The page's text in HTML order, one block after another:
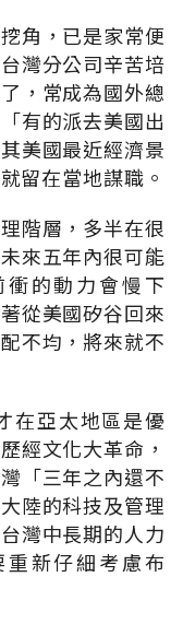
角，已是家常便
灣分公司辛苦培
，常成為國外總
有的派去美國出
美國最近經濟景
留在當地謀職。
階層，多半在很
來五年內很可能
的動力會慢下
從美國矽谷回來
不均，將來就不
在亞太地區是優
經文化大革命，
「三年之內還不
陸的科技及管理
灣中長期的人力
新仔細考慮布